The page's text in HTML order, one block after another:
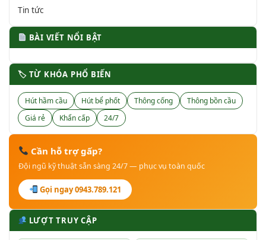
Tin tức
BÀI VIẾT NỔI BẬT
🏷 TỪ KHÓA PHỔ BIẾN
Hút hầm cầu Hút bể phốt Thông cống
Thông bồn cầu
Giá rẻ
Khẩn cấp 24/7
Cần hỗ trợ gấp?
Đội ngũ kỹ thuật sẵn sàng 24/7 — phục vụ toàn quốc
Gọi ngay 0943.789.121
LƯỢT TRUY CẬP